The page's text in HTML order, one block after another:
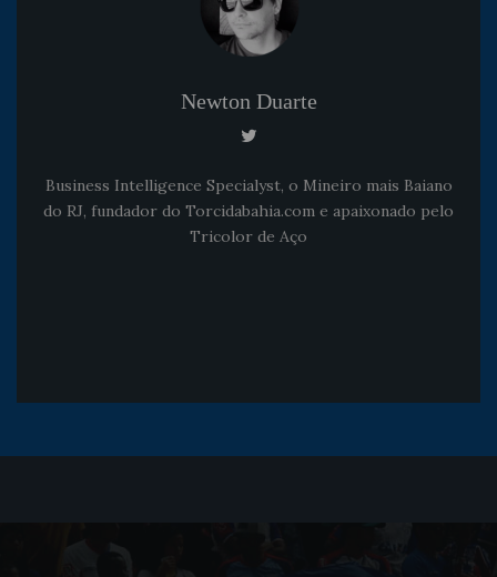
Newton Duarte
Business Intelligence Specialyst, o Mineiro mais Baiano
do RJ, fundador do Torcidabahia.com e apaixonado pelo
Tricolor de Aço